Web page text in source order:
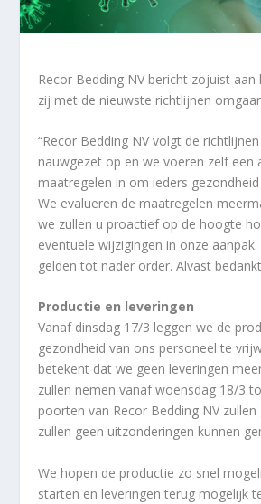
Recor Bedding NV bericht zojuist
zij met de nieuwste richtlijnen
“Recor Bedding NV volgt de
nauwgezet op en we voeren zelf een
maatregelen in om ieders
We evalueren de maatregelen
we zullen u proactief op de hoogte
eventuele wijzigingen in onze
gelden tot nader order. Alvast
Productie en leveringen
Vanaf dinsdag 17/3 leggen we de
gezondheid van ons personeel te
betekent dat we geen leveringen
zullen nemen vanaf woensdag 18/3
poorten van Recor Bedding NV
zullen geen uitzonderingen kunnen
We hopen de productie zo snel
starten en leveringen terug mogelijk